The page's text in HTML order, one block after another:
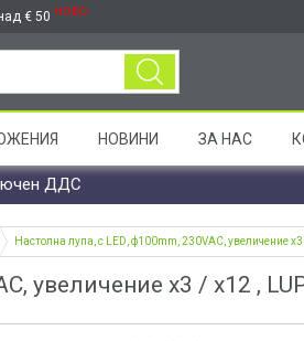
€ 50 НОВО
НОВИНИ ЗА НАС
ДДС
Настолна лупа, с LED, ф100mm, 230VAC, увеличение
увеличение x3 / x12 ,